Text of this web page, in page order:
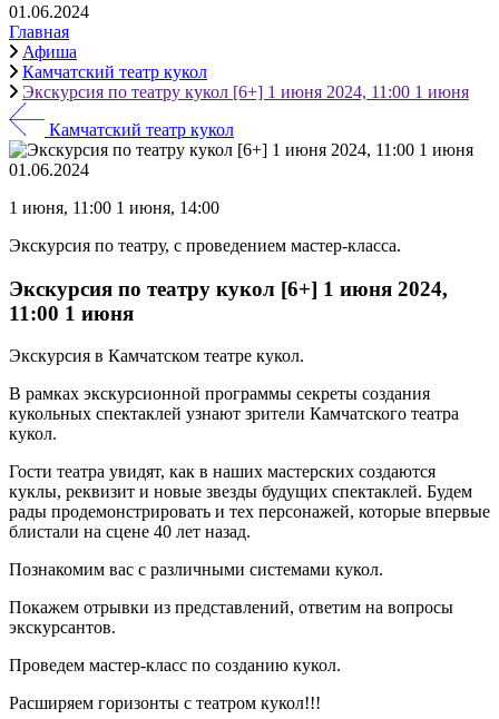
01.06.2024
Главная
Афиша
Камчатский театр кукол
Экскурсия по театру кукол [6+] 1 июня 2024, 11:00 1 июня
Камчатский театр кукол
01.06.2024
1 июня, 11:00 1 июня, 14:00
Экскурсия по театру, с проведением мастер-класса.
Экскурсия по театру кукол [6+] 1 июня 2024,
11:00 1 июня
Экскурсия в Камчатском театре кукол.
В рамках экскурсионной программы секреты создания
кукольных спектаклей узнают зрители Камчатского театра
кукол.
Гости театра увидят, как в наших мастерских создаются
куклы, реквизит и новые звезды будущих спектаклей. Будем
рады продемонстрировать и тех персонажей, которые впервые
блистали на сцене 40 лет назад.
Познакомим вас с различными системами кукол.
Покажем отрывки из представлений, ответим на вопросы
экскурсантов.
Проведем мастер-класс по созданию кукол.
Расширяем горизонты с театром кукол!!!